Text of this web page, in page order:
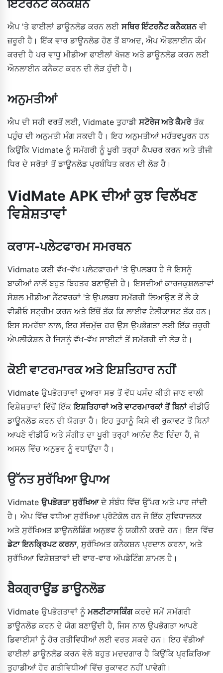
ਇੰਟਰਨੈੱਟ ਕਨੈਕਸ਼ਨ
ਐਪ 'ਤੇ ਫਾਈਲਾਂ ਡਾਊਨਲੋਡ ਕਰਨ ਲਈ ਸਥਿਰ ਇੰਟਰਨੈੱਟ ਕਨੈਕਸ਼ਨਵੀ
ਜ਼ਰੂਰੀ ਹੈ। ਇੱਕ ਵਾਰ ਡਾਊਨਲੋਡ ਹੋਣ ਤੋਂ ਬਾਅਦ, ਐਪ ਔਫਲਾਈਨ ਕੰਮ
ਕਰਦੀ ਹੈ ਪਰ ਵਾਧੂ ਮੀਡੀਆ ਫਾਈਲਾਂ ਖੋਜਣ ਅਤੇ ਡਾਊਨਲੋਡ ਕਰਨ ਲਈ
ਔਨਲਾਈਨ ਕਨੈਕਟ ਕਰਨ ਦੀ ਲੋੜ ਹੁੰਦੀ ਹੈ।
ਅਨੁਮਤੀਆਂ
ਐਪ ਦੀ ਸਹੀ ਵਰਤੋਂ ਲਈ, Vidmate ਤੁਹਾਡੀ ਸਟੋਰੇਜ ਅਤੇ ਕੈਮਰੇਤੱਕ
ਪਹੁੰਚ ਦੀ ਅਨੁਮਤੀ ਮੰਗ ਸਕਦੀ ਹੈ। ਇਹ ਅਨੁਮਤੀਆਂ ਮਹੱਤਵਪੂਰਨ ਹਨ
ਕਿਉਂਕਿ Vidmate ਨੂੰ ਸਮੱਗਰੀ ਨੂੰ ਪੂਰੀ ਤਰ੍ਹਾਂ ਕੈਪਚਰ ਕਰਨ ਅਤੇ ਤੀਜੀ
ਧਿਰ ਦੇ ਸਰੋਤਾਂ ਤੋਂ ਡਾਊਨਲੋਡ ਪ੍ਰਬੰਧਿਤ ਕਰਨ ਦੀ ਲੋੜ ਹੈ।
VidMate APK ਦੀਆਂ ਕੁਝ ਵਿਲੱਖਣ
ਵਿਸ਼ੇਸ਼ਤਾਵਾਂ
ਕਰਾਸ-ਪਲੇਟਫਾਰਮ ਸਮਰਥਨ
Vidmate ਕਈ ਵੱਖ-ਵੱਖ ਪਲੇਟਫਾਰਮਾਂ 'ਤੇ ਉਪਲਬਧ ਹੈ ਜੋ ਇਸਨੂੰ
ਬਾਕੀਆਂ ਨਾਲੋਂ ਬਹੁਤ ਬਿਹਤਰ ਬਣਾਉਂਦੀ ਹੈ। ਇਸਦੀਆਂ ਕਾਰਜਕੁਸ਼ਲਤਾਵਾਂ
ਸੋਸ਼ਲ ਮੀਡੀਆ ਨੈੱਟਵਰਕਾਂ 'ਤੇ ਉਪਲਬਧ ਸਮੱਗਰੀ ਲਿਆਉਣ ਤੋਂ ਲੈ ਕੇ
ਵੀਡੀਓ ਸਟ੍ਰੀਮ ਕਰਨ ਅਤੇ ਇੱਥੋਂ ਤੱਕ ਕਿ ਲਾਈਵ ਟੈਲੀਕਾਸਟ ਤੱਕ ਹਨ।
ਇਸ ਸਮਰੱਥਾ ਨਾਲ, ਇਹ ਸੱਚਮੁੱਚ ਹਰ ਉਸ ਉਪਭੋਗਤਾ ਲਈ ਇੱਕ ਜ਼ਰੂਰੀ
ਐਪਲੀਕੇਸ਼ਨ ਹੈ ਜਿਸਨੂੰ ਵੱਖ-ਵੱਖ ਸਾਈਟਾਂ ਤੋਂ ਸਮੱਗਰੀ ਦੀ ਲੋੜ ਹੈ।
ਕੋਈ ਵਾਟਰਮਾਰਕ ਅਤੇ ਇਸ਼ਤਿਹਾਰ ਨਹੀਂ
Vidmate ਉਪਭੋਗਤਾਵਾਂ ਦੁਆਰਾ ਸਭ ਤੋਂ ਵੱਧ ਪਸੰਦ ਕੀਤੀ ਜਾਣ ਵਾਲੀ
ਵਿਸ਼ੇਸ਼ਤਾਵਾਂ ਵਿੱਚੋਂ ਇੱਕਇਸ਼ਤਿਹਾਰਾਂ ਅਤੇ ਵਾਟਰਮਾਰਕਾਂ ਤੋਂ ਬਿਨਾਂਵੀਡੀਓ
ਡਾਊਨਲੋਡ ਕਰਨ ਦੀ ਯੋਗਤਾ ਹੈ। ਇਹ ਤੁਹਾਨੂੰ ਕਿਸੇ ਵੀ ਰੁਕਾਵਟ ਤੋਂ ਬਿਨਾਂ
ਆਪਣੇ ਵੀਡੀਓ ਅਤੇ ਸੰਗੀਤ ਦਾ ਪੂਰੀ ਤਰ੍ਹਾਂ ਆਨੰਦ ਲੈਣ ਦਿੰਦਾ ਹੈ, ਜੋ
ਅਸਲ ਵਿੱਚ ਅਨੁਭਵ ਨੂੰ ਵਧਾਉਂਦਾ ਹੈ।
ਉੱਨਤ ਸੁਰੱਖਿਆ ਉਪਾਅ
Vidmate ਉਪਭੋਗਤਾ ਸੁਰੱਖਿਆਦੇ ਸੰਬੰਧ ਵਿੱਚ ਉੱਪਰ ਅਤੇ ਪਾਰ ਜਾਂਦੀ
ਹੈ। ਐਪ ਵਿੱਚ ਵਧੀਆ ਸੁਰੱਖਿਆ ਪ੍ਰੋਟੋਕੋਲ ਹਨ ਜੋ ਇੱਕ ਸੁਵਿਧਾਜਨਕ
ਅਤੇ ਸੁਰੱਖਿਅਤ ਡਾਊਨਲੋਡਿੰਗ ਅਨੁਭਵ ਨੂੰ ਯਕੀਨੀ ਕਰਦੇ ਹਨ। ਇਸ ਵਿੱਚ
ਡੇਟਾ ਇਨਕ੍ਰਿਪਟ ਕਰਨਾ, ਸੁਰੱਖਿਅਤ ਕਨੈਕਸ਼ਨ ਪ੍ਰਦਾਨ ਕਰਨਾ, ਅਤੇ
ਸੁਰੱਖਿਆ ਵਿਸ਼ੇਸ਼ਤਾਵਾਂ ਦੀ ਵਾਰ-ਵਾਰ ਅੱਪਡੇਟਿੰਗ ਸ਼ਾਮਲ ਹੈ।
ਬੈਕਗ੍ਰਾਊਂਡ ਡਾਊਨਲੋਡ
Vidmate ਉਪਭੋਗਤਾਵਾਂ ਨੂੰ ਮਲਟੀਟਾਸਕਿੰਗਕਰਦੇ ਸਮੇਂ ਸਮੱਗਰੀ
ਡਾਊਨਲੋਡ ਕਰਨ ਦੇ ਯੋਗ ਬਣਾਉਂਦੀ ਹੈ, ਜਿਸ ਨਾਲ ਉਪਭੋਗਤਾ ਆਪਣੇ
ਡਿਵਾਈਸਾਂ ਨੂੰ ਹੋਰ ਗਤੀਵਿਧੀਆਂ ਲਈ ਵਰਤ ਸਕਦੇ ਹਨ। ਇਹ ਵੱਡੀਆਂ
ਫਾਈਲਾਂ ਡਾਊਨਲੋਡ ਕਰਨ ਵੇਲੇ ਬਹੁਤ ਮਦਦਗਾਰ ਹੈ ਕਿਉਂਕਿ ਪ੍ਰਕਿਰਿਆ
ਤੁਹਾਡੀਆਂ ਹੋਰ ਗਤੀਵਿਧੀਆਂ ਵਿੱਚ ਰੁਕਾਵਟ ਨਹੀਂ ਪਾਵੇਗੀ।